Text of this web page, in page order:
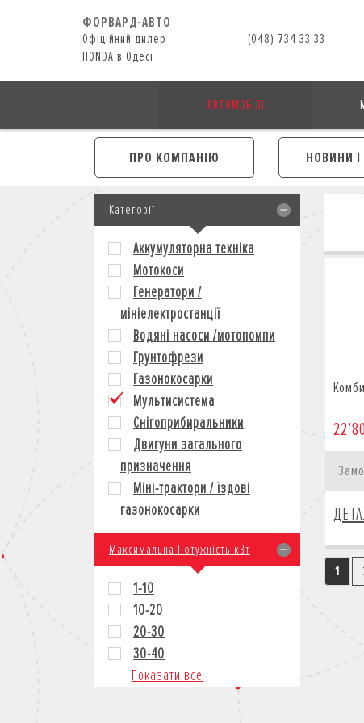
ФОРВАРД-АВТО
Офіційний дилер
HONDA в Одесі
(048) 734 33 33
АВТОМОБІЛІ
ПРО КОМПАНІЮ НОВИНИ
Категорії
Аккумуляторна техніка
Мотокоси
Генератори /
мініелектростанції
Водяні насоси /мотопомпи
Грунтофрези
Газонокосарки
Мультисистема
Снігоприбиральники
Двигуни загального
призначення
Міні-трактори / їздові
газонокосарки
Максимальна Потужність кВт
1-10
10-20
20-30
30-40
Показати все
1